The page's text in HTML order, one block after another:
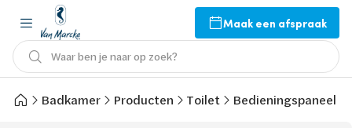
Maak een afspraak
Waar ben je naar op zoek?
Badkamer Producten Toilet Bedieningspaneel